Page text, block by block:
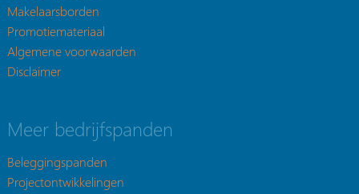
Makelaarsborden
Promotiemateriaal
Algemene voorwaarden
Disclaimer
Meer bedrijfspanden
Beleggingspanden
Projectontwikkelingen